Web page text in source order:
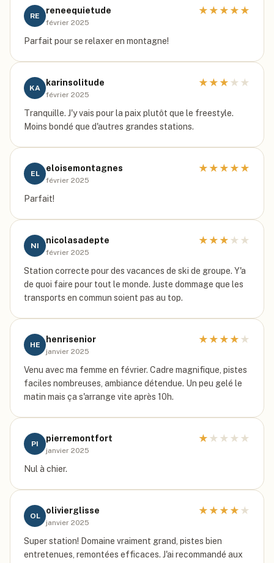
RE
reneequietude
février 2025
★ ★ ★ ★ ★
Parfait pour se relaxer en montagne!
KA
karinsolitude
février 2025
★ ★ ★ ★ ★
Tranquille. J'y vais pour la paix plutôt que le freestyle.
Moins bondé que d'autres grandes stations.
EL
eloisemontagnes
février 2025
★ ★ ★ ★ ★
Parfait!
NI
nicolasadepte
février 2025
★ ★ ★ ★ ★
Station correcte pour des vacances de ski de groupe. Y'a
de quoi faire pour tout le monde. Juste dommage que les
transports en commun soient pas au top.
HE
henrisenior
janvier 2025
★ ★ ★ ★ ★
Venu avec ma femme en février. Cadre magnifique, pistes
faciles nombreuses, ambiance détendue. Un peu gelé le
matin mais ça s'arrange vite après 10h.
PI
pierremontfort
janvier 2025
★ ★ ★ ★ ★
Nul à chier.
OL
olivierglisse
janvier 2025
★ ★ ★ ★ ★
Super station! Domaine vraiment grand, pistes bien
entretenues, remontées efficaces. J'ai recommandé aux